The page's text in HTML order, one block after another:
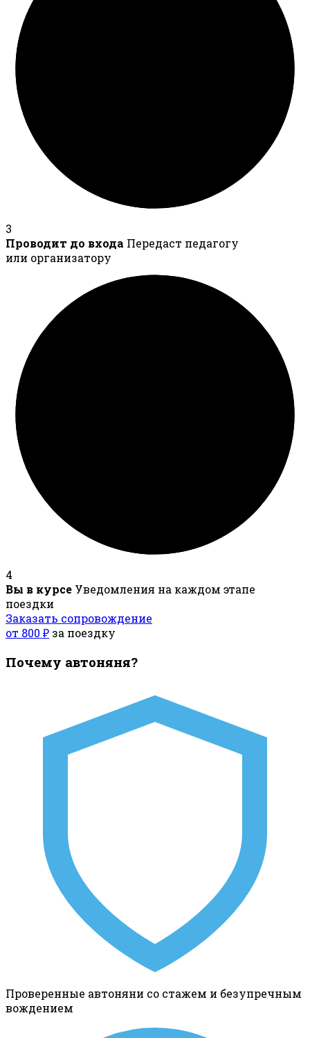
3
Проводит до входа Передаст педагогу
или организатору
4
Вы в курсе Уведомления на каждом этапе
поездки
Заказать сопровождение
от 800 ₽ за поездку
Почему автоняня?
Проверенные автоняни со стажем и безупречным
вождением